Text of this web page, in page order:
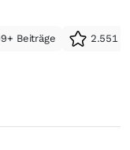
Beiträge 2.551